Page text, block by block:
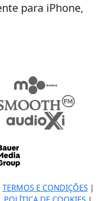
para iPhone,
TERMOS E CONDIÇÕES |